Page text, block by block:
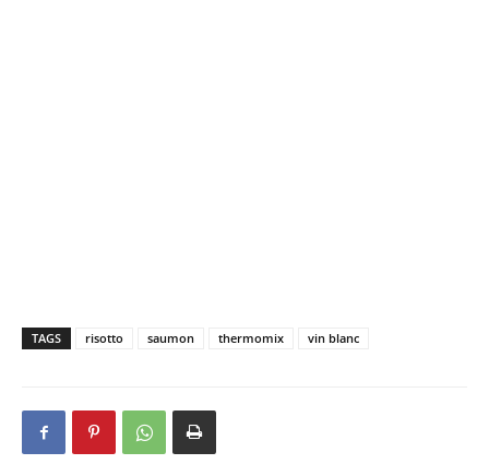
TAGS risotto saumon thermomix vin blanc